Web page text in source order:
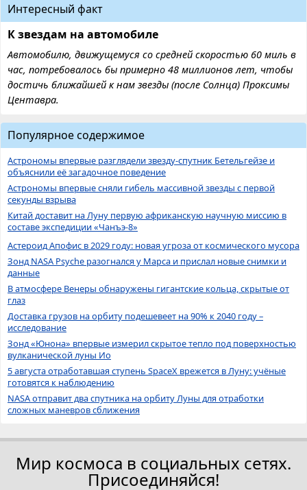
Интересный факт
К звездам на автомобиле
Автомобилю, движущемуся со средней скоростью 60 миль в
час, потребовалось бы примерно 48 миллионов лет, чтобы
достичь ближайшей к нам звезды (после Солнца) Проксимы
Центавра.
Популярное содержимое
Астрономы впервые разглядели звезду-спутник Бетельгейзе и
объяснили её загадочное поведение
Астрономы впервые сняли гибель массивной звезды с первой
секунды взрыва
Китай доставит на Луну первую африканскую научную миссию в
составе экспедиции «Чанъэ-8»
Астероид Апофис в 2029 году: новая угроза от космического мусора
Зонд NASA Psyche разогнался у Марса и прислал новые снимки и
данные
В атмосфере Венеры обнаружены гигантские кольца, скрытые от
глаз
Доставка грузов на орбиту подешевеет на 90% к 2040 году –
исследование
Зонд «Юнона» впервые измерил скрытое тепло под поверхностью
вулканической луны Ио
5 августа отработавшая ступень SpaceX врежется в Луну: учёные
готовятся к наблюдению
NASA отправит два спутника на орбиту Луны для отработки
сложных маневров сближения
Мир космоса в социальных сетях.
Присоединяйся!